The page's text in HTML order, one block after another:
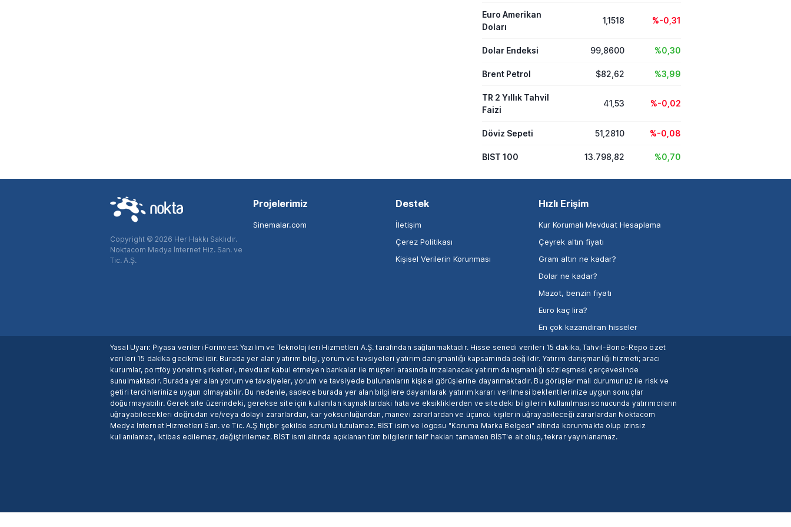
Euro Amerikan
Doları
1,1518 %-0,31
Dolar Endeksi 99,8600 %0,30
Brent Petrol $82,62 %3,99
TR 2 Yıllık Tahvil
Faizi
41,53 %-0,02
Döviz Sepeti 51,2810 %-0,08
BIST 100 13.798,82 %0,70
Copyright © 2026 Her Hakkı Saklıdır.
Noktacom Medya İnternet Hiz. San. ve
Tic. A.Ş.
Projelerimiz
Sinemalar.com
Destek
İletişim
Çerez Politikası
Kişisel Verilerin Korunması
Hızlı Erişim
Kur Korumalı Mevduat Hesaplama
Çeyrek altın fiyatı
Gram altın ne kadar?
Dolar ne kadar?
Mazot, benzin fiyatı
Euro kaç lira?
En çok kazandıran hisseler
Yasal Uyarı: Piyasa verileri Forinvest Yazılım ve Teknolojileri Hizmetleri A.Ş. tarafından sağlanmaktadır. Hisse senedi verileri 15 dakika, Tahvil-Bono-Repo özet
verileri 15 dakika gecikmelidir. Burada yer alan yatırım bilgi, yorum ve tavsiyeleri yatırım danışmanlığı kapsamında değildir. Yatırım danışmanlığı hizmeti; aracı
kurumlar, portföy yönetim şirketleri, mevduat kabul etmeyen bankalar ile müşteri arasında imzalanacak yatırım danışmanlığı sözleşmesi çerçevesinde
sunulmaktadır. Burada yer alan yorum ve tavsiyeler, yorum ve tavsiyede bulunanların kişisel görüşlerine dayanmaktadır. Bu görüşler mali durumunuz ile risk ve
getiri tercihlerinize uygun olmayabilir. Bu nedenle, sadece burada yer alan bilgilere dayanılarak yatırım kararı verilmesi beklentilerinize uygun sonuçlar
doğurmayabilir. Gerek site üzerindeki, gerekse site için kullanılan kaynaklardaki hata ve eksikliklerden ve sitedeki bilgilerin kullanılması sonucunda yatırımcıların
uğrayabilecekleri doğrudan ve/veya dolaylı zararlardan, kar yoksunluğundan, manevi zararlardan ve üçüncü kişilerin uğrayabileceği zararlardan Noktacom
Medya İnternet Hizmetleri San. ve Tic. A.Ş hiçbir şekilde sorumlu tutulamaz. BİST isim ve logosu "Koruma Marka Belgesi" altında korunmakta olup izinsiz
kullanılamaz, iktibas edilemez, değiştirilemez. BİST ismi altında açıklanan tüm bilgilerin telif hakları tamamen BİST'e ait olup, tekrar yayınlanamaz.